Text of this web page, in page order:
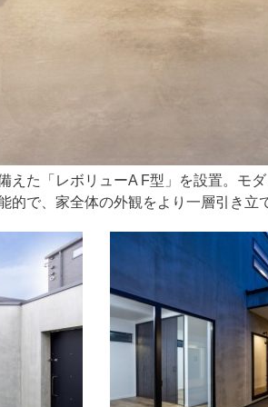
えた「レボリューA F型」を設置。モ
で、家全体の外観をより一層引き立